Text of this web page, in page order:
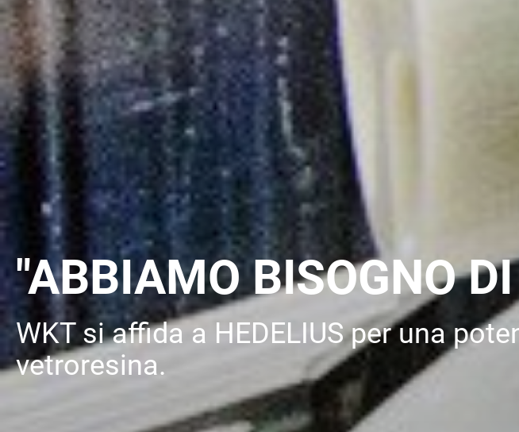
"ABBIAMO BISOGNO
WKT si affida a HEDELIUS per una
vetroresina.